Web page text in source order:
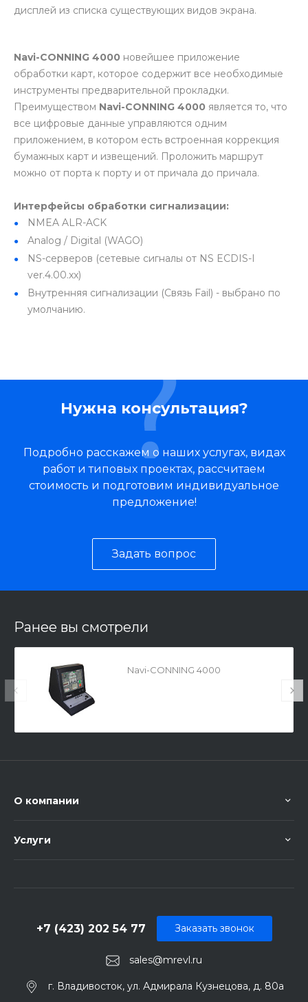
дисплей из списка существующих видов экрана.
Navi-CONNING 4000 новейшее приложение
обработки карт, которое содержит все необходимые
инструменты предварительной прокладки.
Преимуществом Navi-CONNING 4000 является то, что
все цифровые данные управляются одним
приложением, в котором есть встроенная коррекция
бумажных карт и извещений. Проложить маршрут
можно от порта к порту и от причала до причала.
Интерфейсы обработки сигнализации:
NMEA ALR-ACK
Analog / Digital (WAGO)
NS-серверов (сетевые сигналы от NS ECDIS-I
ver.4.00.xx)
Внутренняя сигнализации (Связь Fail) - выбрано по
умолчанию.
Нужна консультация?
Подробно расскажем о наших услугах, видах
работ и типовых проектах, рассчитаем
стоимость и подготовим индивидуальное
предложение!
Задать вопрос
Ранее вы смотрели
Navi-CONNING 4000
О компании
Услуги
sales@mrevl.ru
+7 (423) 202 54 77
г. Владивосток, ул. Адмирала Кузнецова, д. 80а
Заказать звонок